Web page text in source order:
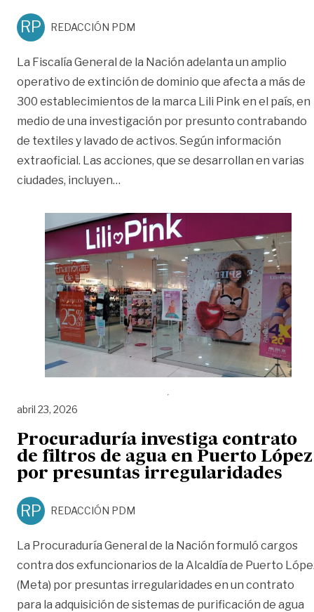
RP REDACCIÓN PDM
La Fiscalía General de la Nación adelanta un amplio
operativo de extinción de dominio que afecta a más de
300 establecimientos de la marca Lili Pink en el país, en
medio de una investigación por presunto contrabando
de textiles y lavado de activos. Según información
extraoficial. Las acciones, que se desarrollan en varias
ciudades, incluyen…
abril 23, 2026
Procuraduría investiga contrato
de filtros de agua en Puerto López
por presuntas irregularidades
RP REDACCIÓN PDM
La Procuraduría General de la Nación formuló cargos
contra dos exfuncionarios de la Alcaldía de Puerto
(Meta) por presuntas irregularidades en un contrato
para la adquisición de sistemas de purificación de agua